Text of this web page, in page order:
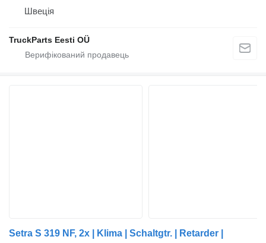
Швеція
TruckParts Eesti OÜ
Setra S 319 NF, 2x | Klima | Schaltgtr. | Retarder |